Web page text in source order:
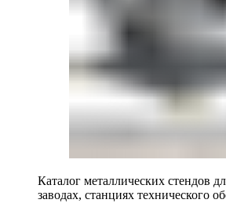
Каталог металлических стендов
заводах, станциях технического